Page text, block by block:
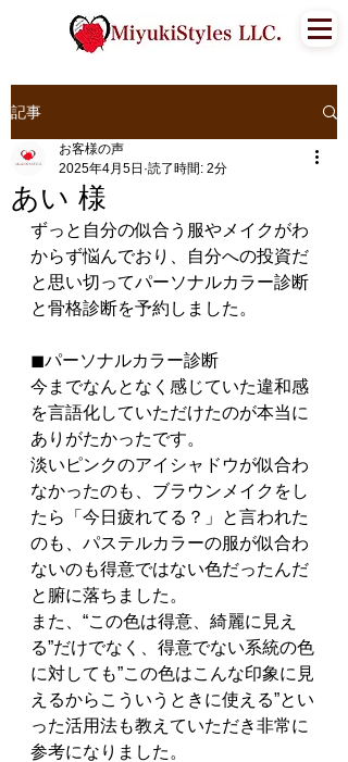
記事
あい 様
お客様の声
2025年4月5日 読了時間: 2分
ずっと自分の似合う服やメイクがわ
からず悩んでおり、自分への投資だ
と思い切ってパーソナルカラー診断
と骨格診断を予約しました。
◼︎パーソナルカラー診断
今までなんとなく感じていた違和感
を言語化していただけたのが本当に
ありがたかったです。
淡いピンクのアイシャドウが似合わ
なかったのも、ブラウンメイクをし
たら「今日疲れてる？」と言われた
のも、パステルカラーの服が似合わ
ないのも得意ではない色だったんだ
と腑に落ちました。
また、“この色は得意、綺麗に見え
る”だけでなく、得意でない系統の色
に対しても”この色はこんな印象に見
えるからこういうときに使える”とい
った活用法も教えていただき非常に
参考になりました。